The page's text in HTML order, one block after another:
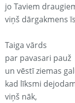
jo Taviem
viņš dārgakmens
Taiga vārds
par pavasari pauž
un vēstī ziemas
kad līksmi
viņš nāk,